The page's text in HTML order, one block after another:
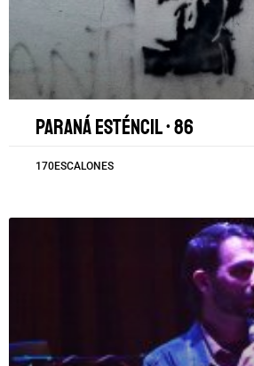
Paraná esténcil • 86
170ESCALONES